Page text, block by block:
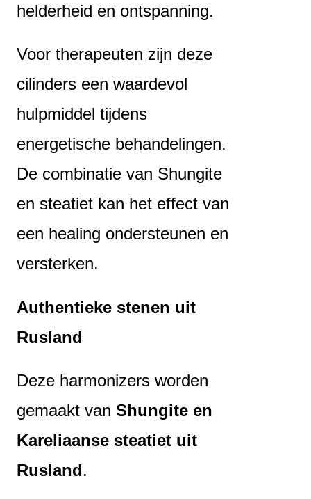
helderheid en ontspanning.
Voor therapeuten zijn deze
cilinders een waardevol
hulpmiddel tijdens
energetische behandelingen.
De combinatie van Shungite
en steatiet kan het effect van
een healing ondersteunen en
versterken.
Authentieke stenen uit
Rusland
Deze harmonizers worden
gemaakt vanShungite en
Kareliaanse steatiet uit
Rusland.